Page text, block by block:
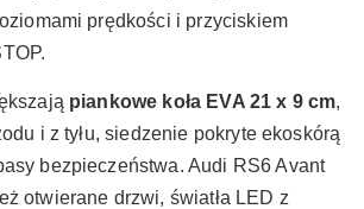
prędkości i przyciskiem
piankowe koła EVA 21 x 9 cm,
i z tyłu, siedzenie pokryte ekoskórą
bezpieczeństwa. Audi RS6 Avant
otwierane drzwi, światła LED z